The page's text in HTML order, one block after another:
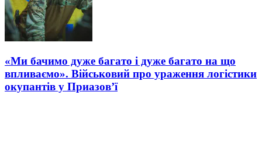
«Ми бачимо дуже багато і дуже багато на що
впливаємо». Військовий про ураження логістики
окупантів у Приазов’ї